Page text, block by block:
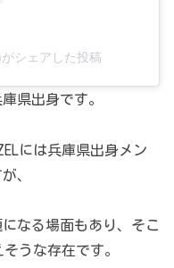
シェアした投稿
県出身です。
には兵庫県出身メン
、
なる場面もあり、そこ
うな存在です。